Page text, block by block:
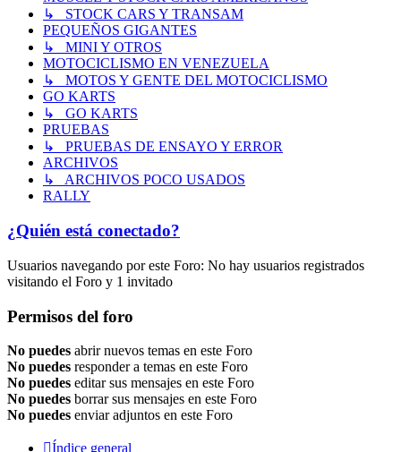
↳ STOCK CARS Y TRANSAM
PEQUEÑOS GIGANTES
↳ MINI Y OTROS
MOTOCICLISMO EN VENEZUELA
↳ MOTOS Y GENTE DEL MOTOCICLISMO
GO KARTS
↳ GO KARTS
PRUEBAS
↳ PRUEBAS DE ENSAYO Y ERROR
ARCHIVOS
↳ ARCHIVOS POCO USADOS
RALLY
¿Quién está conectado?
Usuarios navegando por este Foro: No hay usuarios registrados
visitando el Foro y 1 invitado
Permisos del foro
No puedes abrir nuevos temas en este Foro
No puedes responder a temas en este Foro
No puedes editar sus mensajes en este Foro
No puedes borrar sus mensajes en este Foro
No puedes enviar adjuntos en este Foro
Índice general